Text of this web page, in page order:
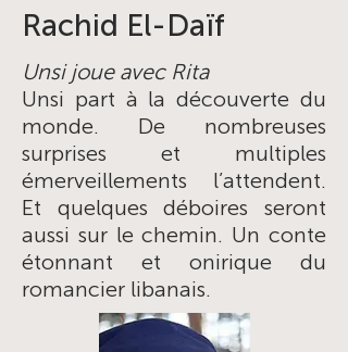
Rachid El-Daïf
Unsi joue avec Rita
Unsi part à la découverte du
monde. De nombreuses
surprises et multiples
émerveillements l’attendent.
Et quelques déboires seront
aussi sur le chemin. Un conte
étonnant et onirique du
romancier libanais.